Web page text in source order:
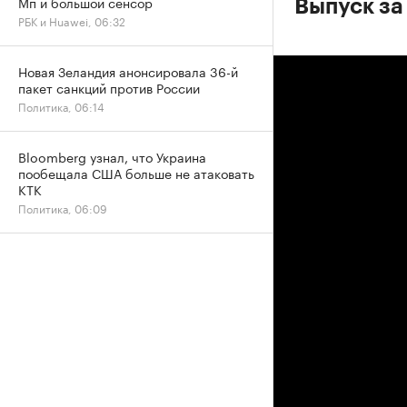
Выпуск
РБК и Huawei, 06:32
Новая Зеландия анонсировала 36-й
пакет санкций против России
Политика, 06:14
Bloomberg узнал, что Украина
пообещала США больше не атаковать
КТК
Политика, 06:09